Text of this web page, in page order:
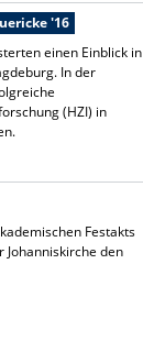
'16
einen Einblick in
In der
(HZI) in
Festakts
den